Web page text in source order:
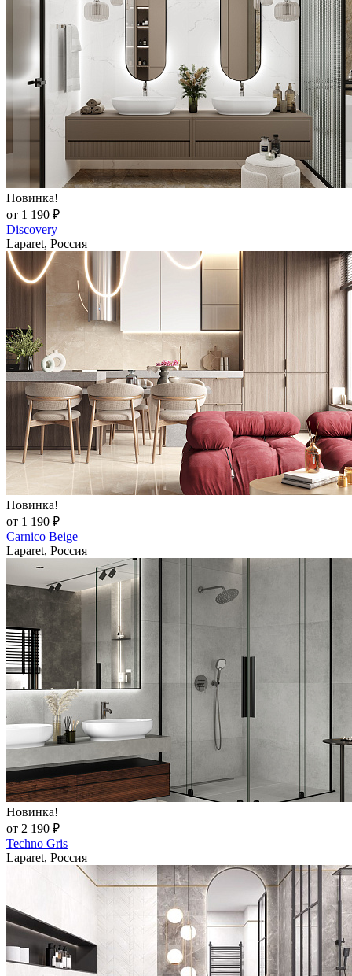
Новинка!
от 1 190 ₽
Discovery
Laparet, Россия
Новинка!
от 1 190 ₽
Carnico Beige
Laparet, Россия
Новинка!
от 2 190 ₽
Techno Gris
Laparet, Россия